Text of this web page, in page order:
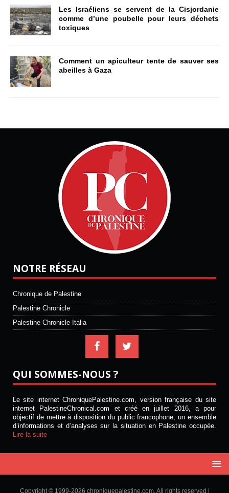
Les Israéliens se servent de la Cisjordanie
comme d’une poubelle pour leurs déchets
toxiques
Comment un apiculteur tente de sauver ses
abeilles à Gaza
NOTRE RÉSEAU
Chronique de Palestine
Palestine Chronicle
Palestine Chronicle Italia
QUI SOMMES-NOUS ?
Le site internet ChroniquePalestine.com, version française du site
internet PalestineChronical.com et créé en juillet 2016, a pour
objectif de mettre à disposition du public francophone, un ensemble
d’informations et d’analyses sur la situation en Palestine occupée.
Lire la suite
Copyright © 1999-2026 chroniquepalestine.com. All rights reserved |